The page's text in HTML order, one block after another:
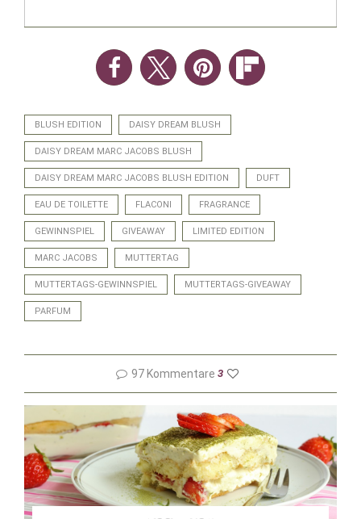
BLUSH EDITION DAISY DREAM BLUSH
DAISY DREAM MARC JACOBS BLUSH
DAISY DREAM MARC JACOBS BLUSH EDITION DUFT
EAU DE TOILETTE FLACONI FRAGRANCE
GEWINNSPIEL GIVEAWAY LIMITED EDITION
MARC JACOBS MUTTERTAG
MUTTERTAGS-GEWINNSPIEL MUTTERTAGS-GIVEAWAY
PARFUM
97 Kommentare 3